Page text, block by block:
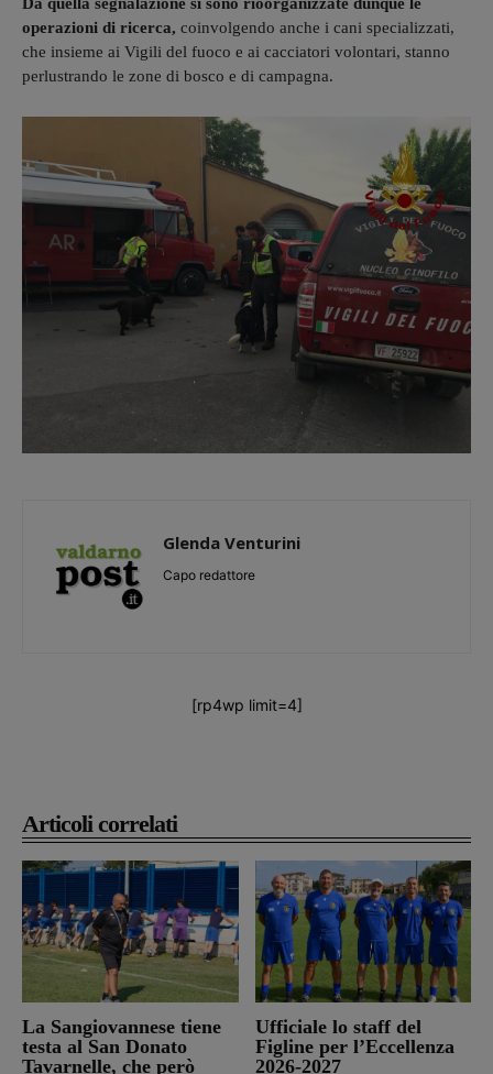
Articoli correlati
La Sangiovannese tiene
testa al San Donato
Tavarnelle, che però
Ufficiale lo staff del
Figline per l’Eccellenza
2026-2027
operazioni di ricerca, coinvolgendo anche i cani specializzati,
che insieme ai Vigili del fuoco e ai cacciatori volontari, stanno
perlustrando le zone di bosco e di campagna.
Glenda Venturini
Capo redattore
[rp4wp limit=4]